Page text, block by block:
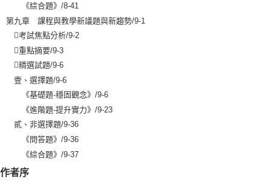
《綜合題》/8-41
第九章 課程與教學新議題與新趨勢/9-1
考試焦點分析/9-2
重點摘要/9-3
精選試題/9-6
壹、選擇題/9-6
《基礎題-穩固觀念》/9-6
《進階題-提升實力》/9-23
貳、非選擇題/9-36
《問答題》/9-36
《綜合題》/9-37
作者序